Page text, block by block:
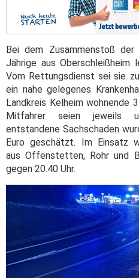
Bei dem Zusammenstoß
Jährige aus
Vom Rettungsdienst sei sie
ein nahe gelegenes
Landkreis Kelheim wohnende
Mitfahrer seien jeweils
entstandene Sachschaden
Euro geschätzt. Im Einsatz
aus Offenstetten, Rohr und
gegen 20.40 Uhr.